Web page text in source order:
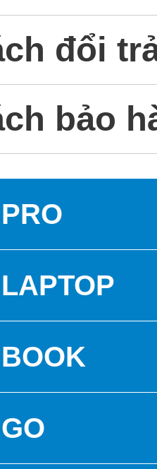
đổi
bảo
3
5
6
1
2
1